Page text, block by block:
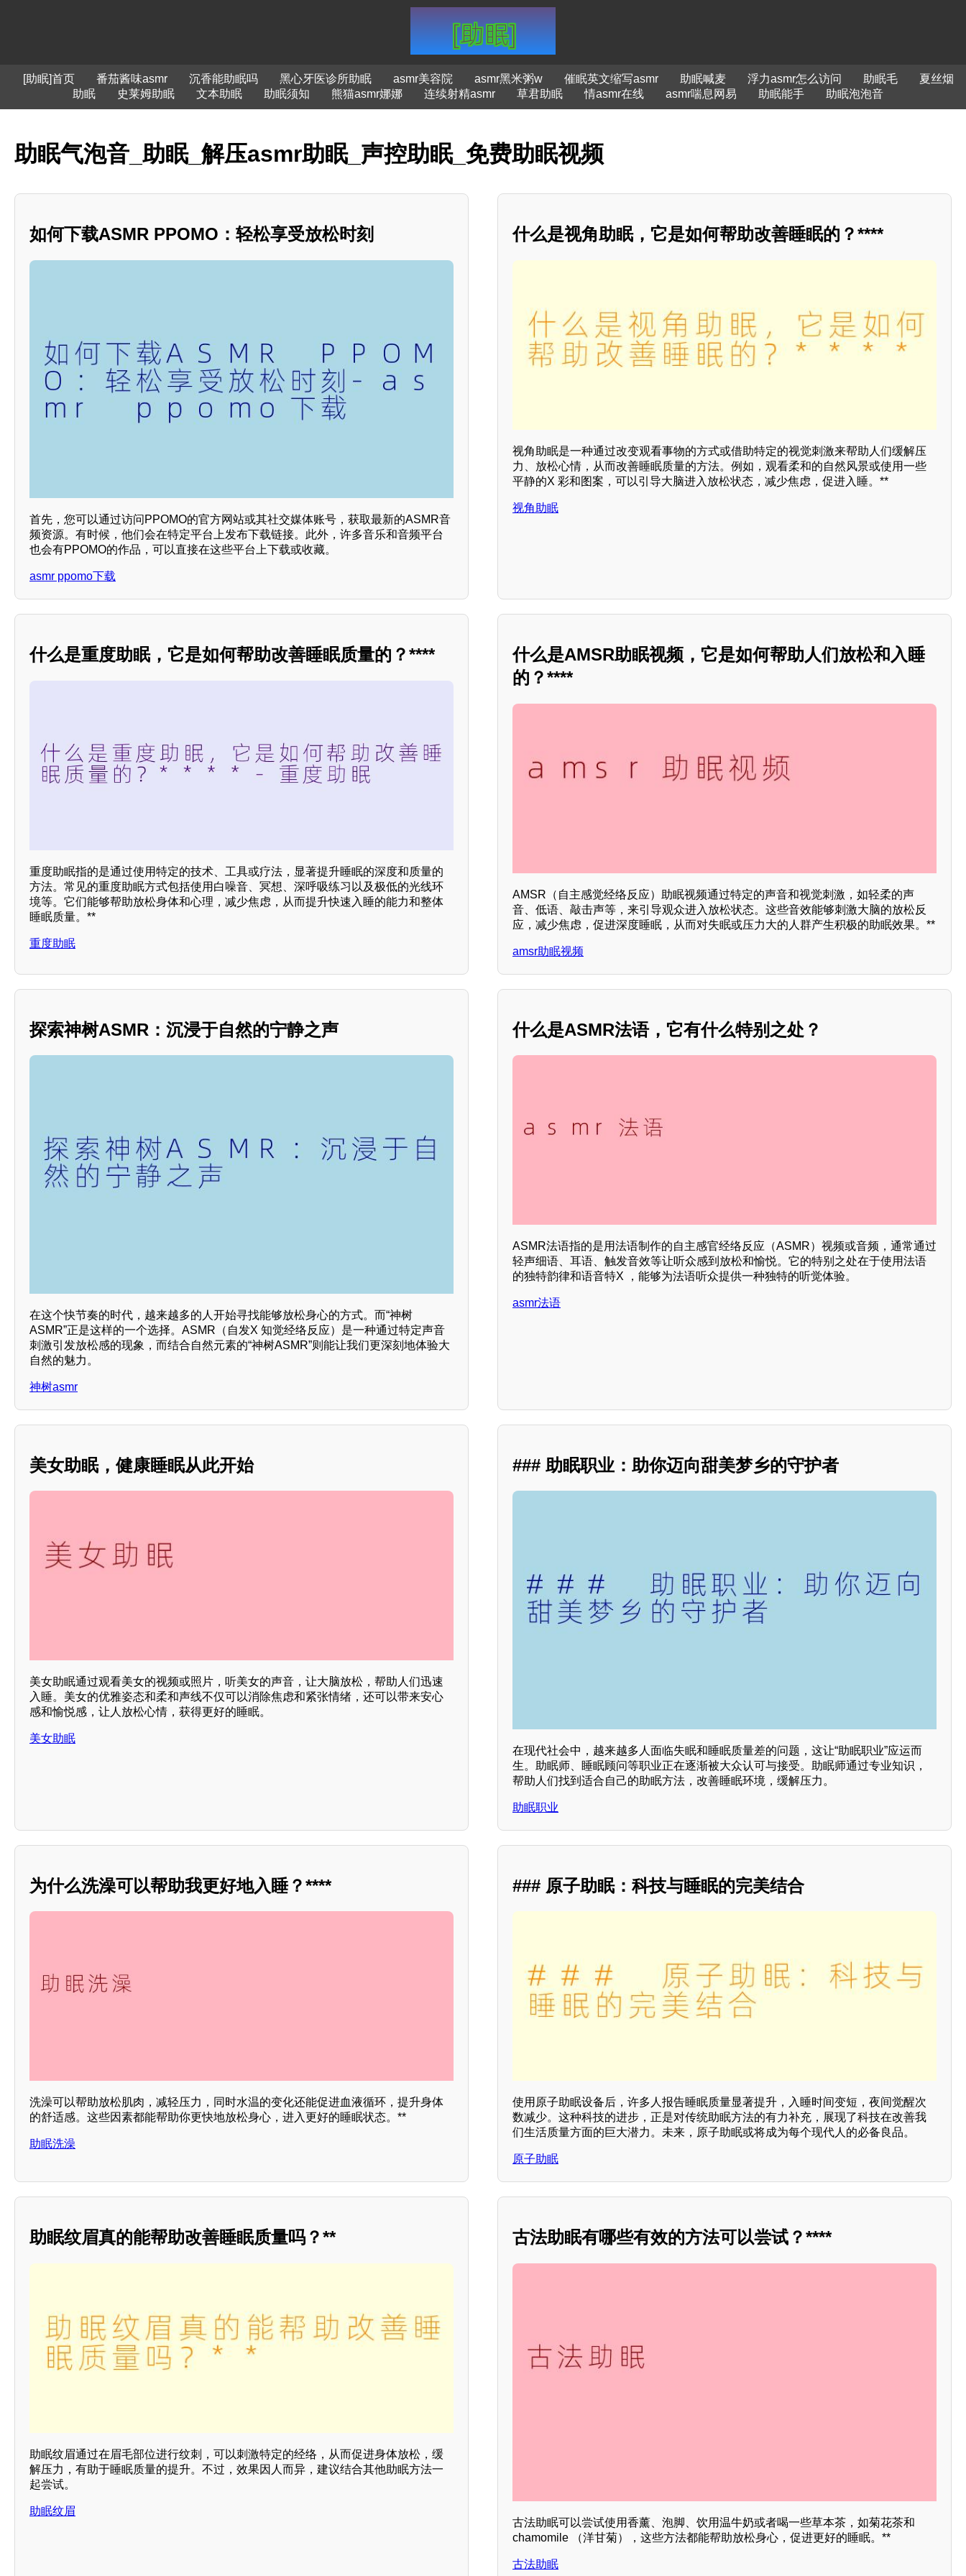
[助眠]首页 番茄酱味asmr 沉香能助眠吗 黑心牙医诊所助眠 asmr美容院 asmr黑米粥w 催眠英文缩写asmr 助眠喊麦 浮力asmr怎么访问 助眠毛
夏丝烟
助眠
史莱姆助眠 文本助眠 助眠须知 熊猫asmr娜娜 连续射精asmr 草君助眠 情asmr在线 asmr喘息网易 助眠能手 助眠泡泡音
助眠气泡音_助眠_解压asmr助眠_声控助眠_免费助眠视频
如何下载ASMR PPOMO：轻松享受放松时刻
首先，您可以通过访问PPOMO的官方网站或其社交媒体账号，获取最新的ASMR音
频资源。有时候，他们会在特定平台上发布下载链接。此外，许多音乐和音频平台
也会有PPOMO的作品，可以直接在这些平台上下载或收藏。
asmr ppomo下载
什么是视角助眠，它是如何帮助改善睡眠的？****
视角助眠是一种通过改变观看事物的方式或借助特定的视觉刺激来帮助人们缓解压
力、放松心情，从而改善睡眠质量的方法。例如，观看柔和的自然风景或使用一些
平静的X 彩和图案，可以引导大脑进入放松状态，减少焦虑，促进入睡。**
视角助眠
什么是重度助眠，它是如何帮助改善睡眠质量的？****
重度助眠指的是通过使用特定的技术、工具或疗法，显著提升睡眠的深度和质量的
方法。常见的重度助眠方式包括使用白噪音、冥想、深呼吸练习以及极低的光线环
境等。它们能够帮助放松身体和心理，减少焦虑，从而提升快速入睡的能力和整体
睡眠质量。**
重度助眠
什么是AMSR助眠视频，它是如何帮助人们放松和入睡
的？****
AMSR（自主感觉经络反应）助眠视频通过特定的声音和视觉刺激，如轻柔的声
音、低语、敲击声等，来引导观众进入放松状态。这些音效能够刺激大脑的放松反
应，减少焦虑，促进深度睡眠，从而对失眠或压力大的人群产生积极的助眠效果。**
amsr助眠视频
探索神树ASMR：沉浸于自然的宁静之声
在这个快节奏的时代，越来越多的人开始寻找能够放松身心的方式。而“神树
ASMR”正是这样的一个选择。ASMR（自发X 知觉经络反应）是一种通过特定声音
刺激引发放松感的现象，而结合自然元素的“神树ASMR”则能让我们更深刻地体验大
自然的魅力。
神树asmr
什么是ASMR法语，它有什么特别之处？
ASMR法语指的是用法语制作的自主感官经络反应（ASMR）视频或音频，通常通过
轻声细语、耳语、触发音效等让听众感到放松和愉悦。它的特别之处在于使用法语
的独特韵律和语音特X ，能够为法语听众提供一种独特的听觉体验。
asmr法语
美女助眠，健康睡眠从此开始
美女助眠通过观看美女的视频或照片，听美女的声音，让大脑放松，帮助人们迅速
入睡。美女的优雅姿态和柔和声线不仅可以消除焦虑和紧张情绪，还可以带来安心
感和愉悦感，让人放松心情，获得更好的睡眠。
美女助眠
### 助眠职业：助你迈向甜美梦乡的守护者
在现代社会中，越来越多人面临失眠和睡眠质量差的问题，这让“助眠职业”应运而
生。助眠师、睡眠顾问等职业正在逐渐被大众认可与接受。助眠师通过专业知识，
帮助人们找到适合自己的助眠方法，改善睡眠环境，缓解压力。
助眠职业
为什么洗澡可以帮助我更好地入睡？****
洗澡可以帮助放松肌肉，减轻压力，同时水温的变化还能促进血液循环，提升身体
的舒适感。这些因素都能帮助你更快地放松身心，进入更好的睡眠状态。**
助眠洗澡
### 原子助眠：科技与睡眠的完美结合
使用原子助眠设备后，许多人报告睡眠质量显著提升，入睡时间变短，夜间觉醒次
数减少。这种科技的进步，正是对传统助眠方法的有力补充，展现了科技在改善我
们生活质量方面的巨大潜力。未来，原子助眠或将成为每个现代人的必备良品。
原子助眠
助眠纹眉真的能帮助改善睡眠质量吗？**
助眠纹眉通过在眉毛部位进行纹刺，可以刺激特定的经络，从而促进身体放松，缓
解压力，有助于睡眠质量的提升。不过，效果因人而异，建议结合其他助眠方法一
起尝试。
助眠纹眉
古法助眠有哪些有效的方法可以尝试？****
古法助眠可以尝试使用香薰、泡脚、饮用温牛奶或者喝一些草本茶，如菊花茶和
chamomile （洋甘菊），这些方法都能帮助放松身心，促进更好的睡眠。**
古法助眠